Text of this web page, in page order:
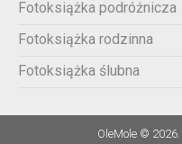
Fotoksiążka podróżnicza
Fotoksiążka rodzinna
Fotoksiążka ślubna
OleMole ©